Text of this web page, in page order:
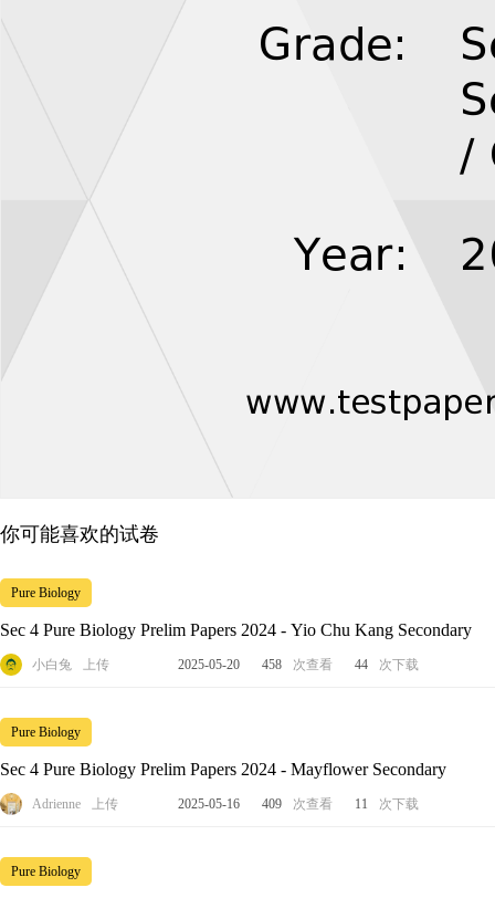
你可能喜欢的试卷
Pure Biology
Sec 4 Pure Biology Prelim Papers 2024 - Yio Chu Kang Secondary
小白兔 上传 2025-05-20 458 次查看 44 次下载
Pure Biology
Sec 4 Pure Biology Prelim Papers 2024 - Mayflower Secondary
Adrienne 上传 2025-05-16 409 次查看 11 次下载
Pure Biology